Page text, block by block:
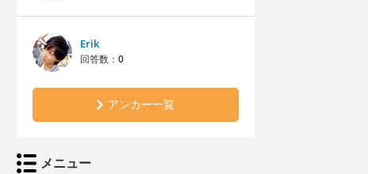
Erik
回答数： 0
アンカー一覧
メニュー